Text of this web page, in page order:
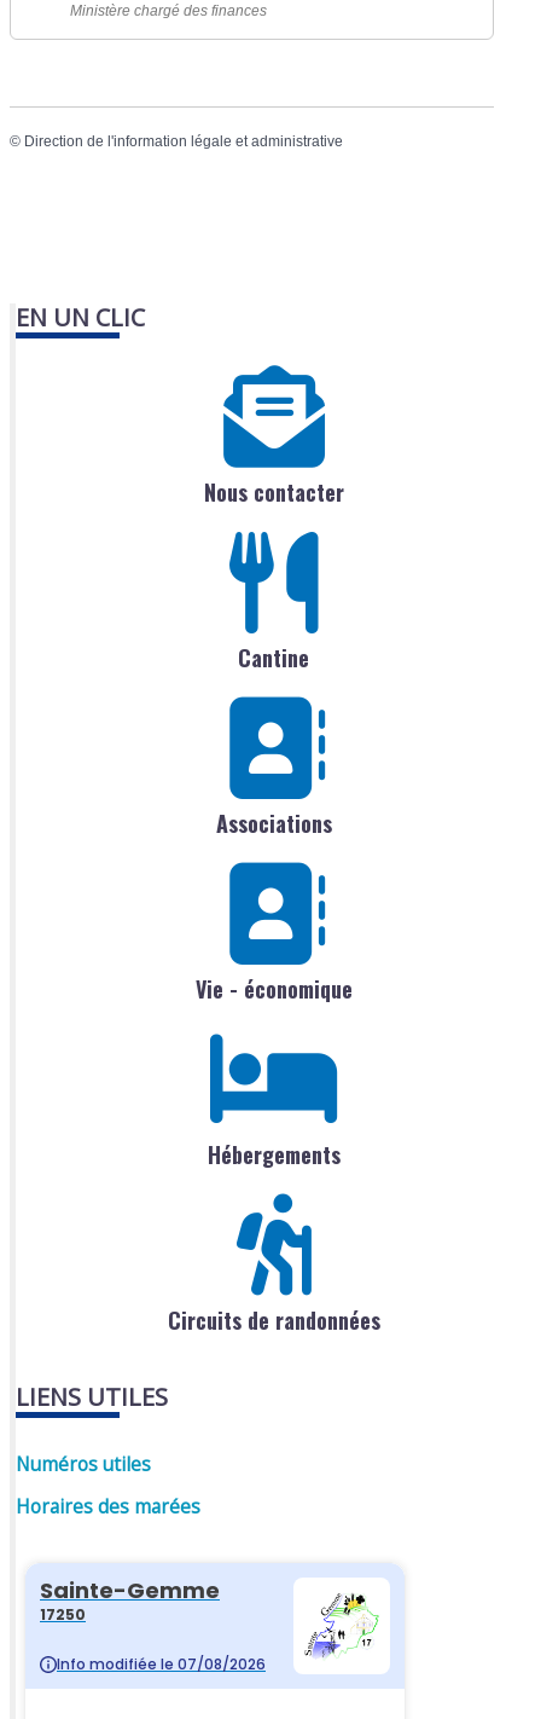
Ministère chargé des finances
© Direction de l'information légale et administrative
EN UN CLIC
Nous contacter
Cantine
Associations
Vie - économique
Hébergements
Circuits de randonnées
LIENS UTILES
Numéros utiles
Horaires des marées